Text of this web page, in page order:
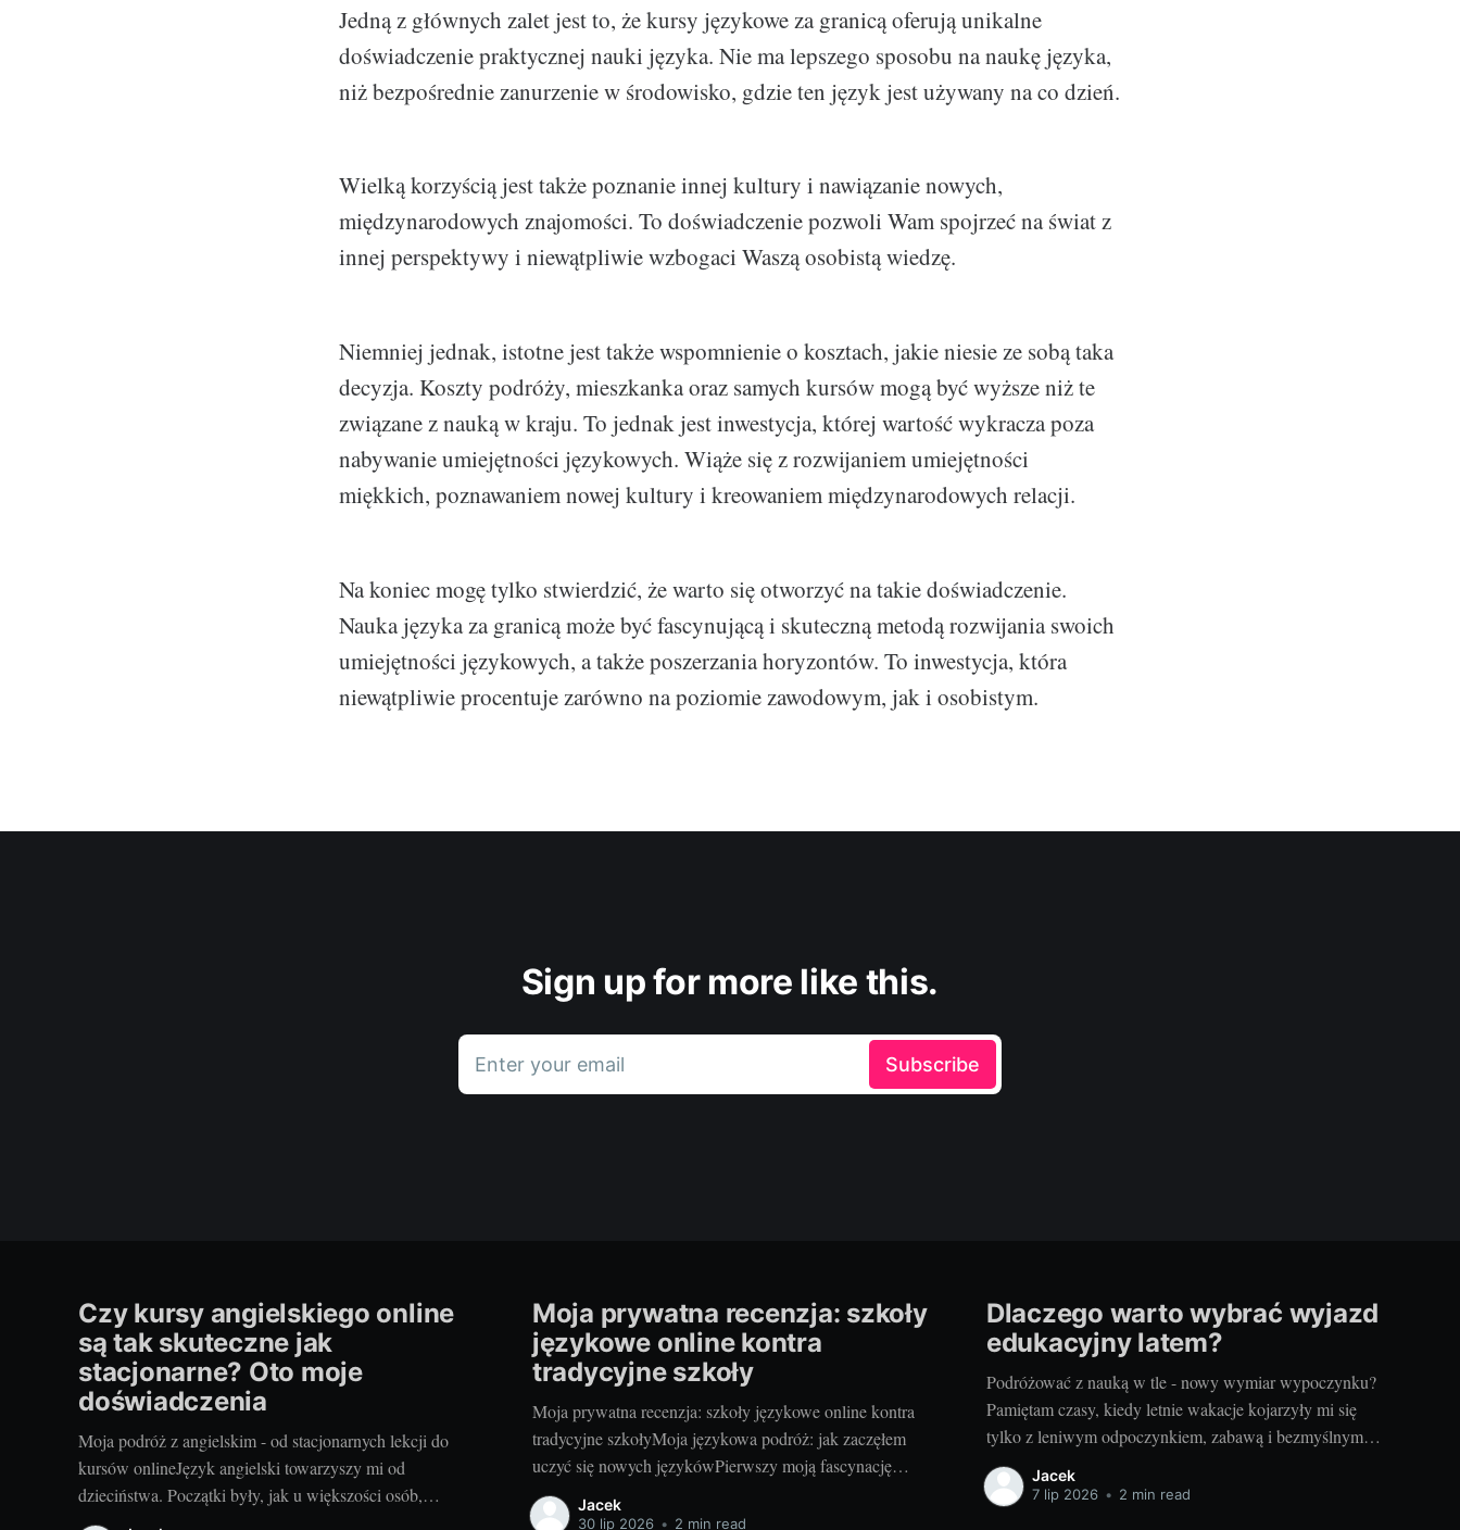
Jedną z głównych zalet jest to, że kursy językowe za granicą oferują unikalne
doświadczenie praktycznej nauki języka. Nie ma lepszego sposobu na naukę języka,
niż bezpośrednie zanurzenie w środowisko, gdzie ten język jest używany na co dzień.
Wielką korzyścią jest także poznanie innej kultury i nawiązanie nowych,
międzynarodowych znajomości. To doświadczenie pozwoli Wam spojrzeć na świat z
innej perspektywy i niewątpliwie wzbogaci Waszą osobistą wiedzę.
Niemniej jednak, istotne jest także wspomnienie o kosztach, jakie niesie ze sobą taka
decyzja. Koszty podróży, mieszkanka oraz samych kursów mogą być wyższe niż te
związane z nauką w kraju. To jednak jest inwestycja, której wartość wykracza poza
nabywanie umiejętności językowych. Wiąże się z rozwijaniem umiejętności
miękkich, poznawaniem nowej kultury i kreowaniem międzynarodowych relacji.
Na koniec mogę tylko stwierdzić, że warto się otworzyć na takie doświadczenie.
Nauka języka za granicą może być fascynującą i skuteczną metodą rozwijania swoich
umiejętności językowych, a także poszerzania horyzontów. To inwestycja, która
niewątpliwie procentuje zarówno na poziomie zawodowym, jak i osobistym.
Sign up for more like this.
Enter your email Subscribe
Czy kursy angielskiego online
są tak skuteczne jak
stacjonarne? Oto moje
doświadczenia
Moja podróż z angielskim - od stacjonarnych lekcji do
kursów onlineJęzyk angielski towarzyszy mi od
dzieciństwa. Początki były, jak u większości osób,
stacjonarne. Pamiętam tę dotkliwą niechęć do porannego
Moja prywatna recenzja: szkoły
językowe online kontra
tradycyjne szkoły
Moja prywatna recenzja: szkoły językowe online kontra
tradycyjne szkołyMoja językowa podróż: jak zaczęłem
uczyć się nowych językówPierwszy moją fascynację
nowymi językami zaczęło się jakoś w podstawówce,
kiedy to w samym szkolnym oddziale po raz pierwszy
Jacek
30 lip 2026 • 2 min read
Dlaczego warto wybrać wyjazd
edukacyjny latem?
Podróżować z nauką w tle - nowy wymiar wypoczynku?
Pamiętam czasy, kiedy letnie wakacje kojarzyły mi się
tylko z leniwym odpoczynkiem, zabawą i bezmyślnym
przemijaniem czasu. Wtedy nauka była czymś, co
odstawiałem na półkę na całe dwa miesiące. Ale dzięki
Jacek
7 lip 2026 • 2 min read